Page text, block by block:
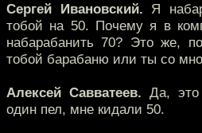
Сергей Ивановский. Я
тобой на 50. Почему я в
набарабанить 70? Это же,
тобой барабаню или ты со
Алексей Савватеев. Да, это
один пел, мне кидали 50.